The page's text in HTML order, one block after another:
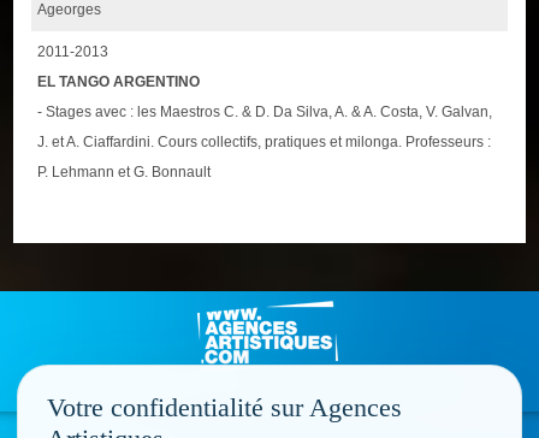
Ageorges
2011-2013
EL TANGO ARGENTINO
- Stages avec : les Maestros C. & D. Da Silva, A. & A. Costa, V. Galvan,
J. et A. Ciaffardini. Cours collectifs, pratiques et milonga. Professeurs :
P. Lehmann et G. Bonnault
Votre confidentialité sur Agences